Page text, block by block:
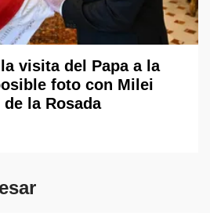
visita del Papa a la
foto con Milei
la Rosada